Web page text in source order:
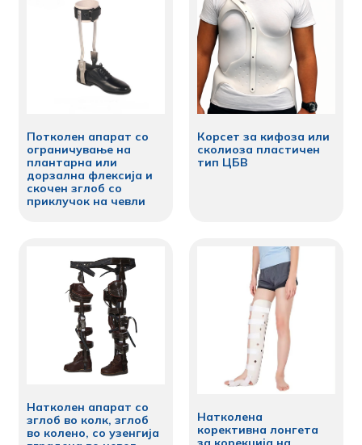
Потколен апарат со
ограничување на
плантарна или
дорзална флексија и
скочен зглоб со
приклучок на чевли
Корсет за кифоза или
сколиоза пластичен
тип ЦБВ
Натколен апарат со
зглоб во колк, зглоб
во колено, со узенгија
Натколена
корективна лонгета